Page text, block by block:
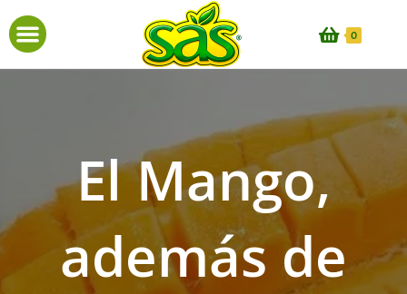
0
El Mango,
además de